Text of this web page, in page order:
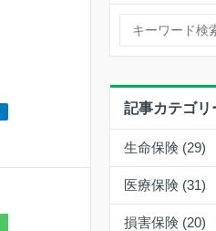
記事カテゴリ
生命保険 (29)
医療保険 (31)
損害保険 (20)